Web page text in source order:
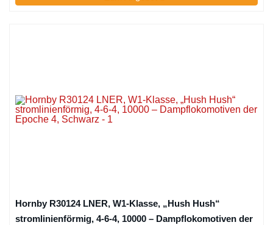
Hornby R30124 LNER, W1-Klasse, „Hush Hush“
stromlinienförmig, 4-6-4, 10000 – Dampflokomotiven der